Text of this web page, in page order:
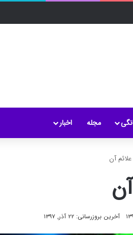
مجله اخبار
علائم آن
آخرین بروزرسانی: ۲۲ آذر, ۱۳۹۷